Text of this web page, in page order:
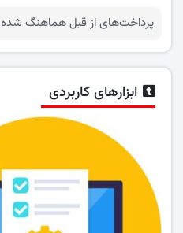
پرداخت‌های از قبل هماهنگ شده
ابزارهای کاربردی